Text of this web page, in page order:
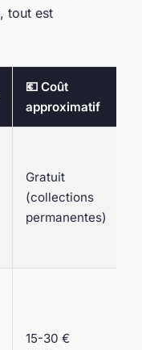
, tout est
💶 Coût
approximatif
Gratuit
(collections
permanentes)
15-30 €